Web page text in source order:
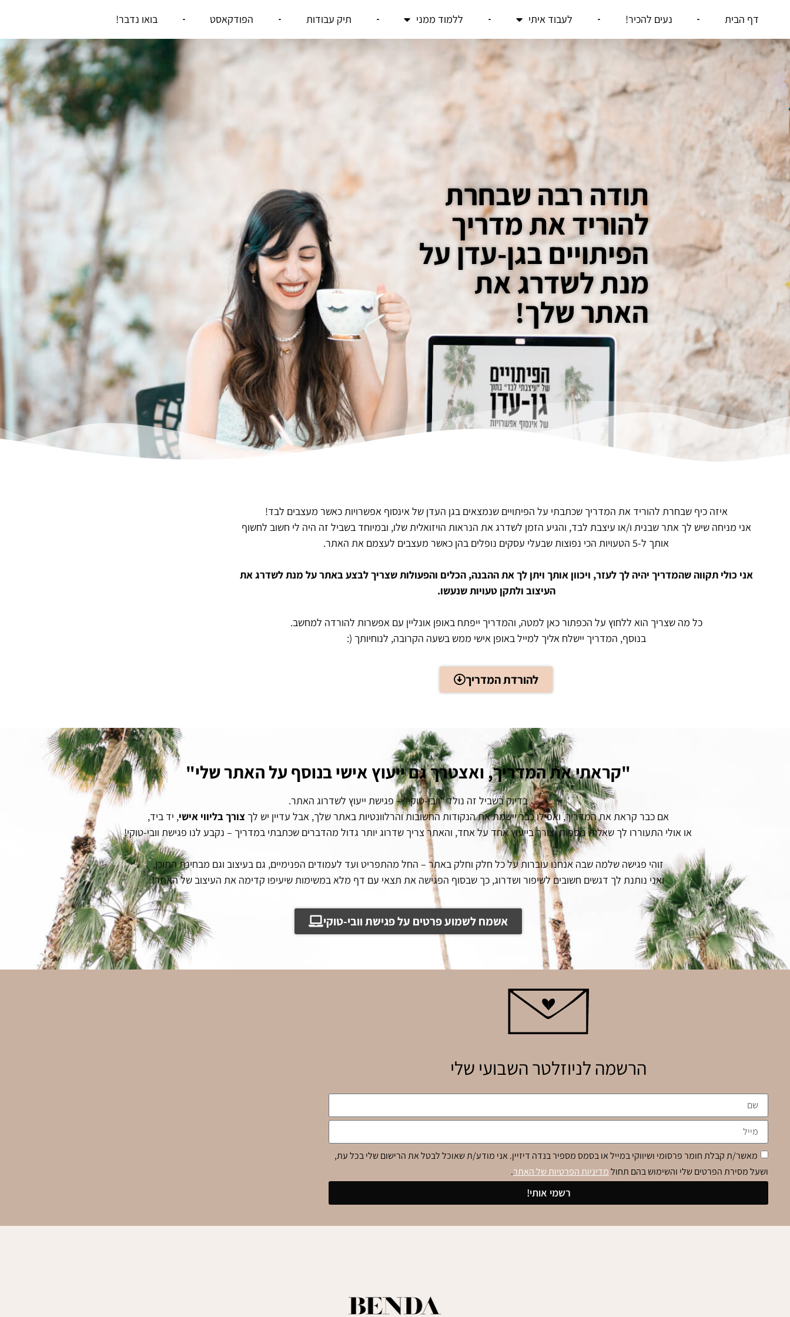
דף הבית נעים להכיר! לעבוד איתי ללמוד ממני תיק עבודות הפודקאסט בואו נדבר!
תודה רבה שבחרת
להוריד את מדריך
הפיתויים בגן-עדן על
מנת לשדרג את
האתר שלך!
איזה כיף שבחרת להוריד את המדריך שכתבתי על הפיתויים שנמצאים בגן העדן של אינסוף אפשרויות כאשר מעצבים לבד!
אני מניחה שיש לך אתר שבנית ו/או עיצבת לבד, והגיע הזמן לשדרג את הנראות הויזואלית שלו, ובמיוחד בשביל זה היה לי חשוב לחשוף
אותך ל-5 הטעויות הכי נפוצות שבעלי עסקים נופלים בהן כאשר מעצבים לעצמם את האתר.
אני כולי תקווה שהמדריך יהיה לך לעזר, ויכוון אותך ויתן לך את ההבנה, הכלים והפעולות שצריך לבצע באתר על מנת לשדרג את
העיצוב ולתקן טעויות שנעשו.
כל מה שצריך הוא ללחוץ על הכפתור כאן למטה, והמדריך ייפתח באופן אונליין עם אפשרות להורדה למחשב.
בנוסף, המדריך יישלח אליך למייל באופן אישי ממש בשעה הקרובה, לנוחיותך (:
להורדת המדריך
"קראתי את המדריך, ואצטרך גם ייעוץ אישי בנוסף על האתר שלי"
בדיוק בשביל זה נולד "וובי-טוקי" – פגישת ייעוץ לשדרוג האתר.
אם כבר קראת את המדריך, ואפילו כבר יישמת את הנקודות החשובות והרלוונטיות באתר שלך, אבל עדיין יש לךצורך בליווי אישי, יד ביד,
או אולי התעוררו לך שאלות נוספות וצורך בייעוץ אחד על אחד, והאתר צריך שדרוג יותר גדול מהדברים שכתבתי במדריך – נקבע לנו פגישת וובי-טוקי!
זוהי פגישה שלמה שבה אנחנו עוברות על כל חלק וחלק באתר – החל מהתפריט ועד לעמודים הפנימיים, גם בעיצוב וגם מבחינת התוכן,
ואני נותנת לך דגשים חשובים לשיפור ושדרוג, כך שבסוף הפגישה את תצאי עם דף מלא במשימות שיעיפו קדימה את העיצוב של האתר!
אשמח לשמוע פרטים על פגישת וובי-טוקי
הרשמה לניוזלטר השבועי שלי
מאשר/ת קבלת חומר פרסומי ושיווקי במייל או בסמס מספיר בנדה דיזיין. אני מודע/ת שאוכל לבטל את הרישום שלי בכל עת,
ושעל מסירת הפרטים שלי והשימוש בהם תחולמדיניות הפרטיות של האתר.
רשמי אותי!